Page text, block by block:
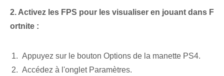
2.⁤ Activez ⁤les FPS pour ⁢les visualiser en jouant ‌dans F
ortnite :
Appuyez sur le bouton Options de la manette PS4.
Accédez à l'onglet Paramètres.